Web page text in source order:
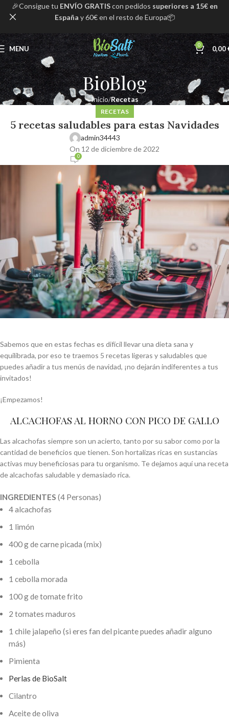
MENU 0 0,00
BioBlog
Inicio Recetas
RECETAS
5 recetas saludables para estas Navidades
admin34443
On 12 de diciembre de 2022
0
Sabemos que en estas fechas es difícil llevar una dieta sana y
equilibrada, por eso te traemos 5 recetas ligeras y saludables que
puedes añadir a tus menús de navidad, ¡no dejarán indiferentes a tus
invitados!
¡Empezamos!
ALCACHOFAS AL HORNO CON PICO DE GALLO
Las alcachofas siempre son un acierto, tanto por su sabor como por la
cantidad de beneficios que tienen. Son hortalizas ricas en sustancias
activas muy beneficiosas para tu organismo. Te dejamos aquí una receta
de alcachofas saludable y demasiado rica.
INGREDIENTES (4 Personas)
4 alcachofas
1 limón
400 g de carne picada (mix)
1 cebolla
1 cebolla morada
100 g de tomate frito
2 tomates maduros
1 chile jalapeño (si eres fan del picante puedes añadir alguno
más)
Pimienta
Perlas de BioSalt
Cilantro
Aceite de oliva
🎉Consigue tu ENVÍO GRATIScon pedidos superiores a 15€ en
España y 60€ en el resto de Europa📦